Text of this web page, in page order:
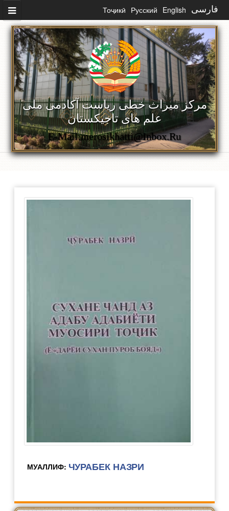
رفتن به محتوای اصلی Тоҷикӣ Русский English فارسی
مرکز میراث خطی ریاست آکادمی ملی
علم های تاجیکستان
E-Mail:merosikhatti@inbox.ru
МУАЛЛИФ: ЧУРАБЕК НАЗРИ